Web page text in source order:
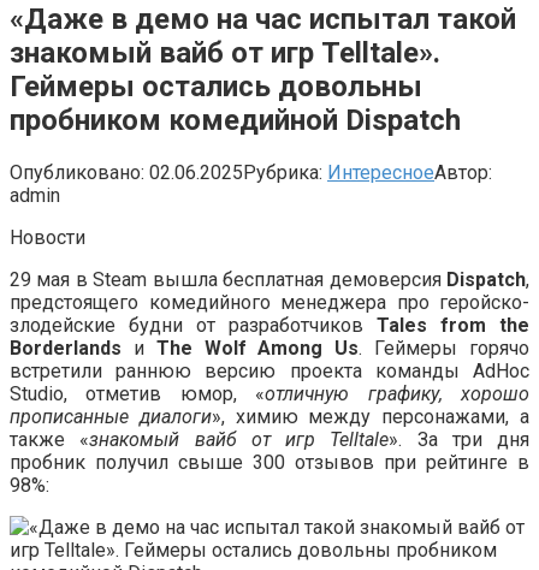
«Даже в демо на час испытал такой
знакомый вайб от игр Telltale».
Геймеры остались довольны
пробником комедийной Dispatch
Опубликовано: 02.06.2025Рубрика: ИнтересноеАвтор:
admin
Новости
29 мая в Steam вышла бесплатная демоверсия Dispatch,
предстоящего комедийного менеджера про геройско-
злодейские будни от разработчиков Tales from the
Borderlands и The Wolf Among Us. Геймеры горячо
встретили раннюю версию проекта команды AdHoc
Studio, отметив юмор, «отличную графику, хорошо
прописанные диалоги», химию между персонажами, а
также «знакомый вайб от игр Telltale». За три дня
пробник получил свыше 300 отзывов при рейтинге в
98%: